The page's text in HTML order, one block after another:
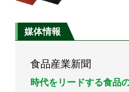
媒体情報
食品産業新聞
時代をリードする食品